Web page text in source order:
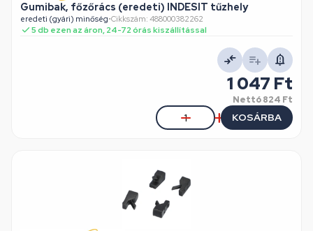
Gumibak, főzőrács (eredeti) INDESIT tűzhely
eredeti (gyári) minőség•Cikkszám: 488000382262
5 db ezen az áron, 24-72 órás kiszállítással
1 047 Ft
Nettó824 Ft
KOSÁRBA